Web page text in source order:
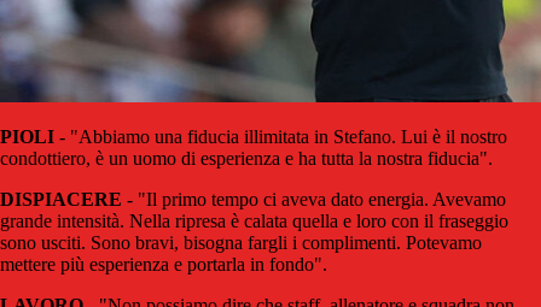
PIOLI - "Abbiamo una fiducia illimitata in Stefano. Lui è il nostro
condottiero, è un uomo di esperienza e ha tutta la nostra fiducia".
DISPIACERE - "Il primo tempo ci aveva dato energia. Avevamo
grande intensità. Nella ripresa è calata quella e loro con il fraseggio
sono usciti. Sono bravi, bisogna fargli i complimenti. Potevamo
mettere più esperienza e portarla in fondo".